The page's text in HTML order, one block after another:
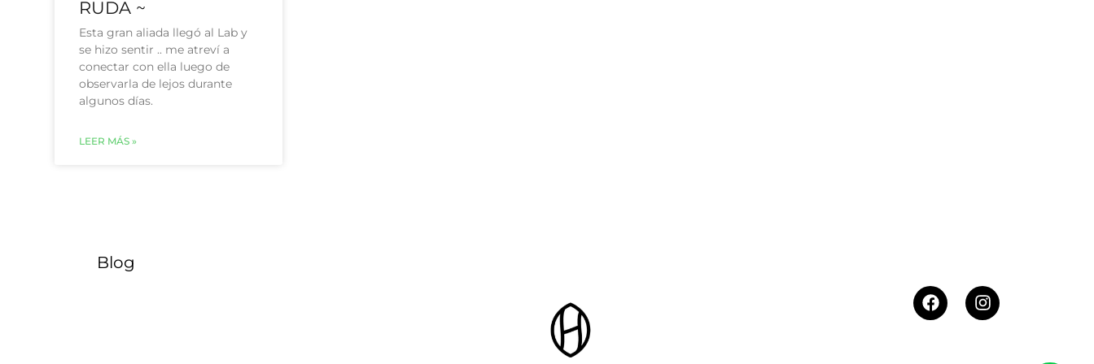
RUDA ~
Esta gran aliada llegó al Lab y
se hizo sentir .. me atreví a
conectar con ella luego de
observarla de lejos durante
algunos días.
LEER MÁS »
Blog